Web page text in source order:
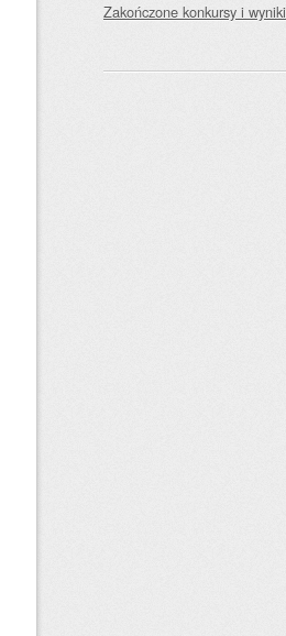
Zakończone konkursy i wyniki